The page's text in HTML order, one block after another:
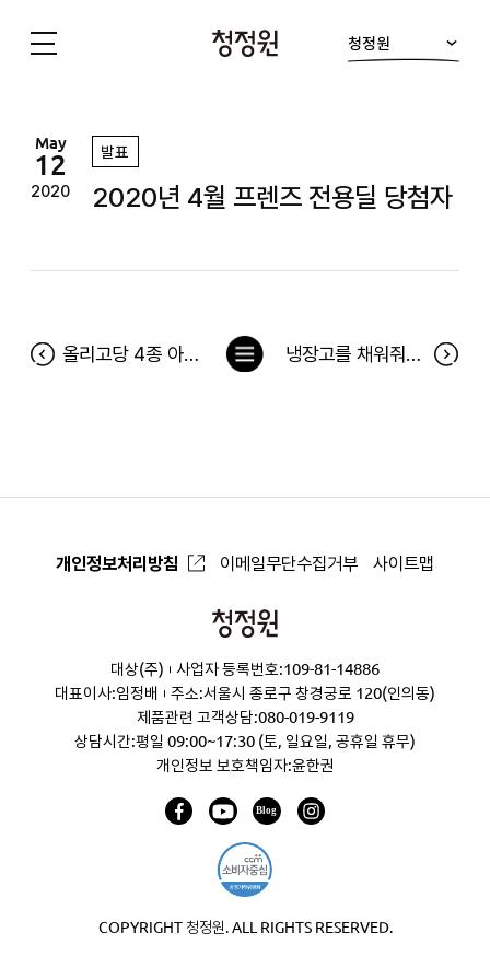
청정원
May
12
2020
발표
2020년 4월 프렌즈 전용딜 당첨자
올리고당 4종 아이콘 찾기 이벤트 당첨자 냉장고를 채워줘 173차 당첨자(5월 4일~5월 10일)
목
개인정보처리방침 이메일무단수집거부 사이트맵
청
원
대상(주)
사업자 등록번호:109-81-14886
대표이사:임정배
주소:서울시 종로구 창경궁로 120(인의동)
제품관련 고객상담:080-019-9119
상담시간:평일 09:00~17:30 (토, 일요일, 공휴일 휴무)
개인정보 보호책임자:윤한권
COPYRIGHT 청정원. ALL RIGHTS RESERVED.